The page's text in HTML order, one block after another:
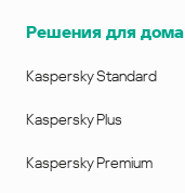
Решения для дома
Kaspersky Standard
Kaspersky Plus
Kaspersky Premium